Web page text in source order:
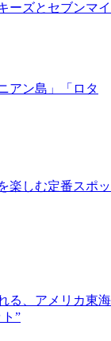
ーズとセブンマイ
アン島」「ロタ
楽しむ定番スポッ
る、アメリカ東海
”